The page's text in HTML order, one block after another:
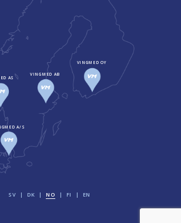
A/S
AS
VINGMED AB
VINGMED OY
SV DK NO FI EN